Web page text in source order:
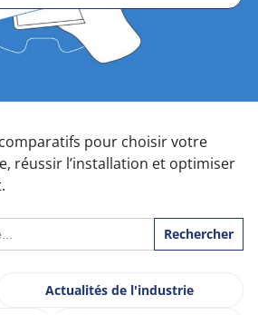
pour choisir votre
réussir l’installation et optimiser
Actualités de l'industrie